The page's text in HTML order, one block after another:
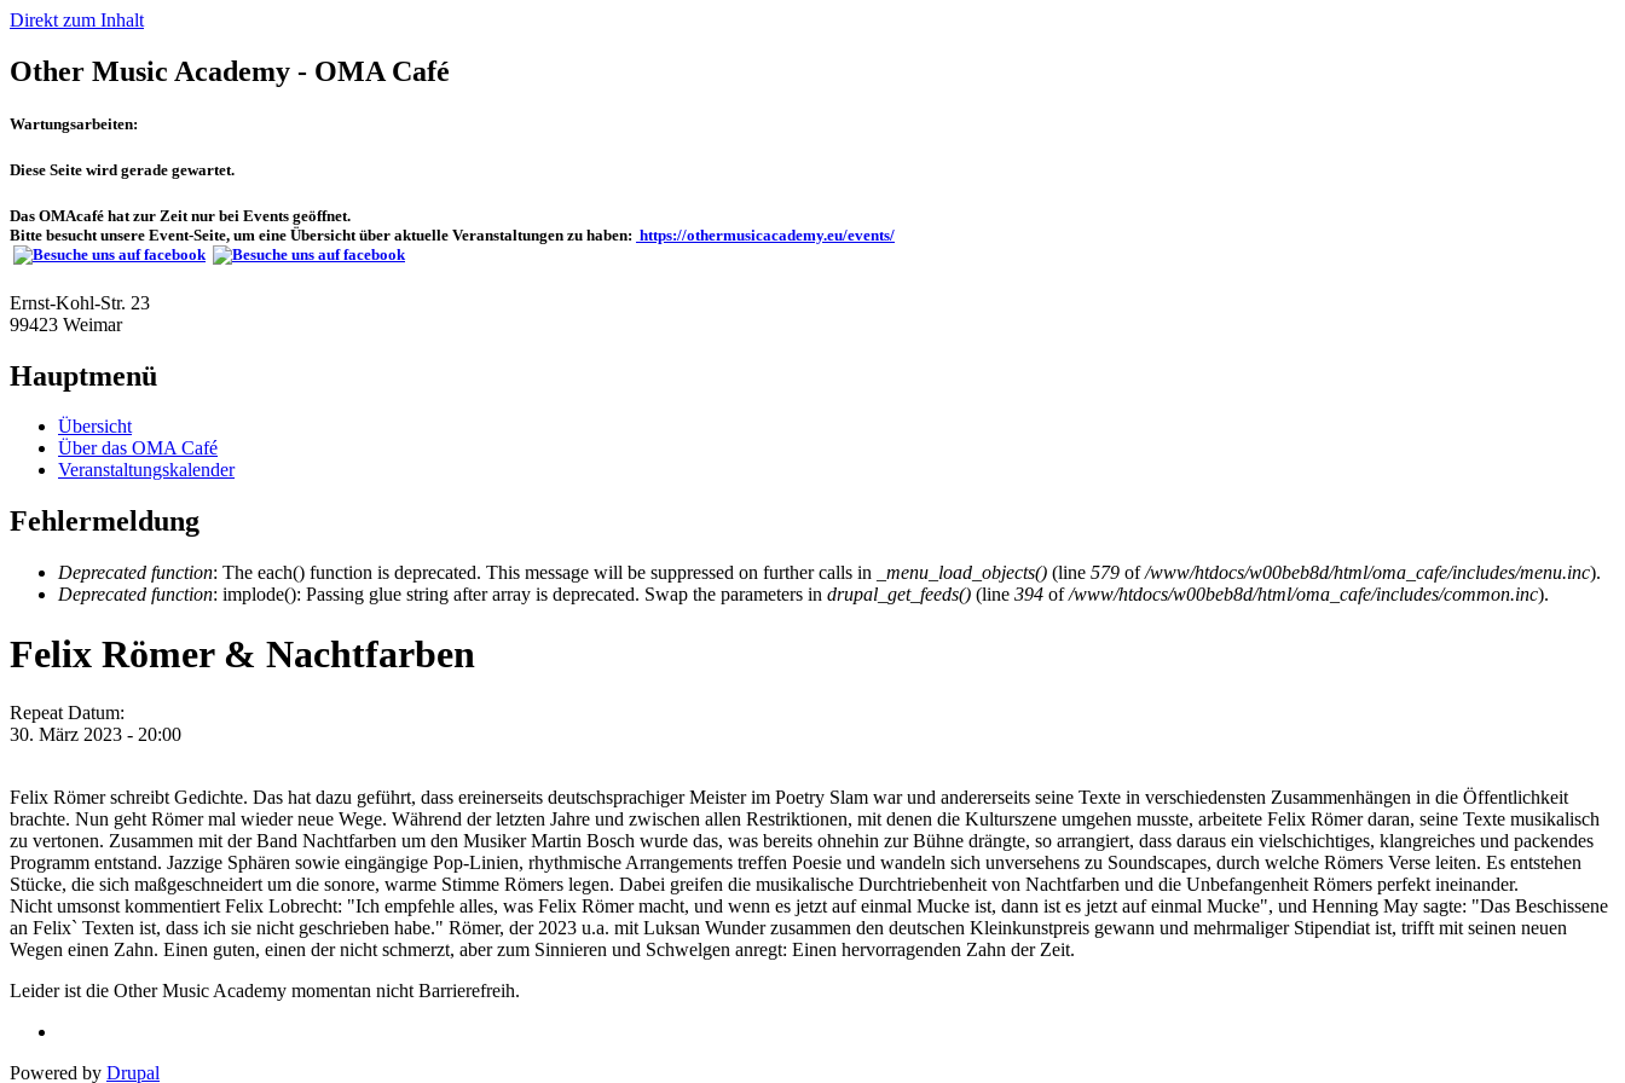
Direkt zum Inhalt
Other Music Academy - OMA Café
Wartungsarbeiten:
Diese Seite wird gerade gewartet.
Das OMAcafé hat zur Zeit nur bei Events geöffnet.
Bitte besucht unsere Event-Seite, um eine Übersicht über aktuelle Veranstaltungen zu haben: https://othermusicacademy.eu/events/
Ernst-Kohl-Str. 23
99423 Weimar
Hauptmenü
Übersicht
Über das OMA Café
Veranstaltungskalender
Fehlermeldung
Deprecated function: The each() function is deprecated. This message will be suppressed on further calls in _menu_load_objects() (line 579 of/www/htdocs/w00beb8d/html/oma_cafe/includes/menu.inc).
Deprecated function: implode(): Passing glue string after array is deprecated. Swap the parameters in drupal_get_feeds() (line 394 of/www/htdocs/w00beb8d/html/oma_cafe/includes/common.inc).
Felix Römer & Nachtfarben
Repeat Datum:
30. März 2023 - 20:00
Felix Römer schreibt Gedichte. Das hat dazu geführt, dass ereinerseits deutschsprachiger Meister im Poetry Slam war und andererseits seine Texte in verschiedensten Zusammenhängen in die Öffentlichkeit
brachte. Nun geht Römer mal wieder neue Wege. Während der letzten Jahre und zwischen allen Restriktionen, mit denen die Kulturszene umgehen musste, arbeitete Felix Römer daran, seine Texte musikalisch
zu vertonen. Zusammen mit der Band Nachtfarben um den Musiker Martin Bosch wurde das, was bereits ohnehin zur Bühne drängte, so arrangiert, dass daraus ein vielschichtiges, klangreiches und packendes
Programm entstand. Jazzige Sphären sowie eingängige Pop-Linien, rhythmische Arrangements treffen Poesie und wandeln sich unversehens zu Soundscapes, durch welche Römers Verse leiten. Es entstehen
Stücke, die sich maßgeschneidert um die sonore, warme Stimme Römers legen. Dabei greifen die musikalische Durchtriebenheit von Nachtfarben und die Unbefangenheit Römers perfekt ineinander.
Nicht umsonst kommentiert Felix Lobrecht: "Ich empfehle alles, was Felix Römer macht, und wenn es jetzt auf einmal Mucke ist, dann ist es jetzt auf einmal Mucke", und Henning May sagte: "Das Beschissene
an Felix` Texten ist, dass ich sie nicht geschrieben habe." Römer, der 2023 u.a. mit Luksan Wunder zusammen den deutschen Kleinkunstpreis gewann und mehrmaliger Stipendiat ist, trifft mit seinen neuen
Wegen einen Zahn. Einen guten, einen der nicht schmerzt, aber zum Sinnieren und Schwelgen anregt: Einen hervorragenden Zahn der Zeit.
Leider ist die Other Music Academy momentan nicht Barrierefreih.
Powered by Drupal